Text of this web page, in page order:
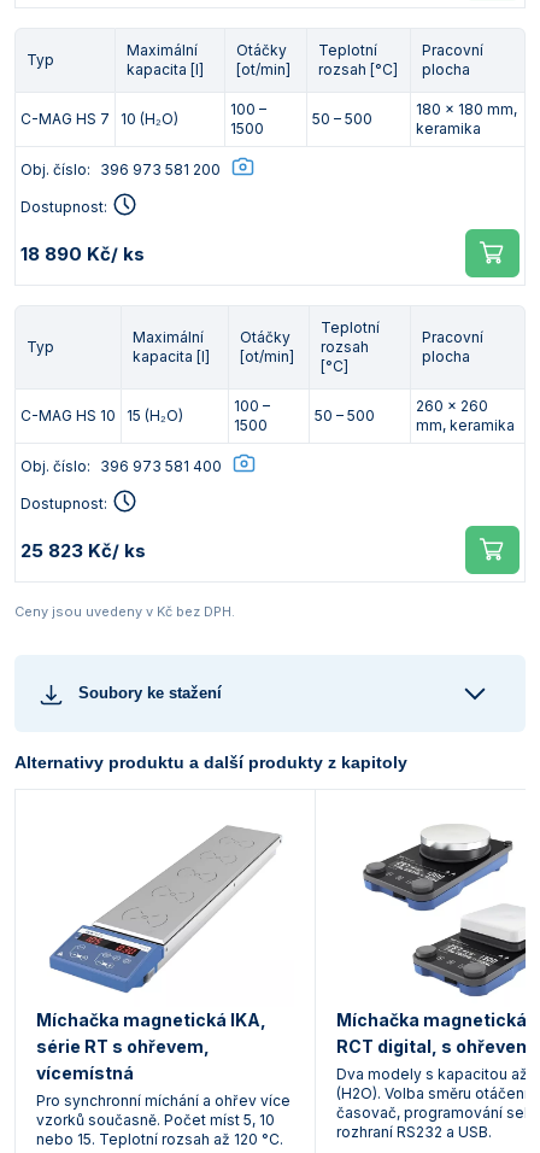
Typ
Maximální
kapacita [l]
Otáčky
[ot/min]
Teplotní
rozsah [°C]
Pracovní
plocha
C-MAG HS 7 10 (H₂O)
100 –
1500
50 – 500
180 x 180 mm,
keramika
Obj. číslo: 396 973 581 200
Dostupnost:
18 890 Kč/ ks
Typ
Maximální
kapacita [l]
Otáčky
[ot/min]
Teplotní
rozsah
[°C]
Pracovní
plocha
C-MAG HS 10 15 (H₂O)
100 –
1500
50 – 500
260 x 260
mm, keramika
Obj. číslo: 396 973 581 400
Dostupnost:
25 823 Kč/ ks
Ceny jsou uvedeny v Kč bez DPH.
Soubory ke stažení
Alternativy produktu a další produkty z kapitoly
Míchačka magnetická IKA,
série RT s ohřevem,
vícemístná
Pro synchronní míchání a ohřev více
vzorků současně. Počet míst 5, 10
nebo 15. Teplotní rozsah až 120 °C.
Míchačka magnetická
RCT digital, s ohřevem
Dva modely s kapacitou až
(H2O). Volba směru otáčení,
časovač, programování
rozhraní RS232 a USB.